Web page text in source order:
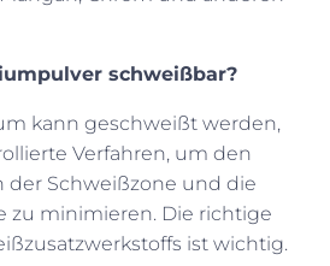
schweißbar?
kann geschweißt werden,
Verfahren, um den
der Schweißzone und die
zu minimieren. Die richtige
ist wichtig.